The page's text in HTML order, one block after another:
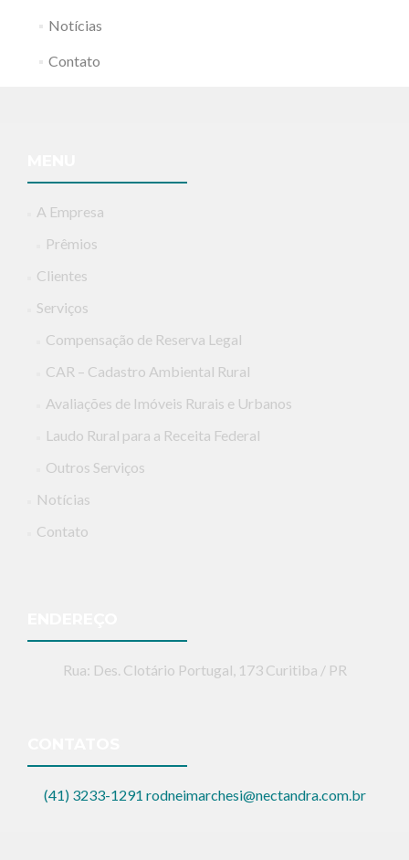
Notícias
Contato
A Empresa
Prêmios
Clientes
Serviços
Compensação de Reserva Legal
CAR – Cadastro Ambiental Rural
Avaliações de Imóveis Rurais e Urbanos
Laudo Rural para a Receita Federal
Outros Serviços
Notícias
Contato
Rua: Des. Clotário Portugal, 173 Curitiba / PR
(41) 3233-1291 rodneimarchesi@nectandra.com.br